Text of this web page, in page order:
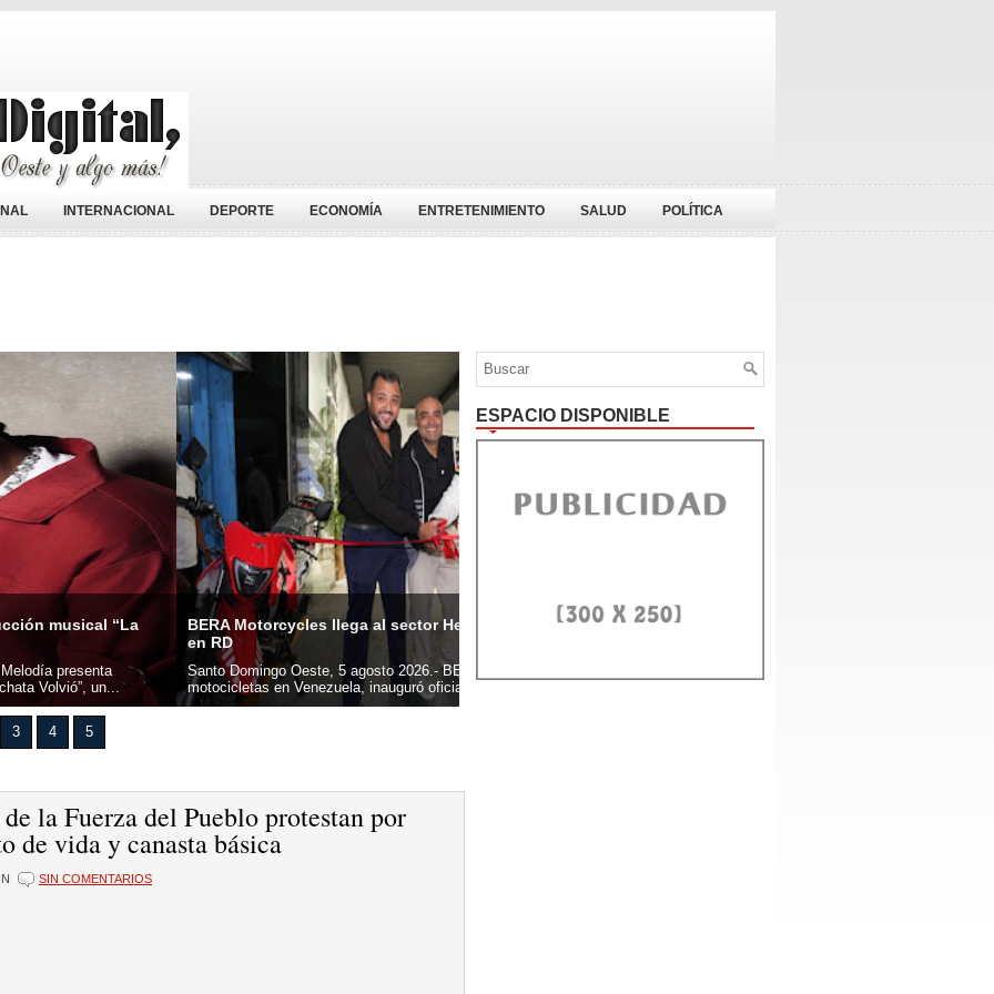
INTERNACIONAL DEPORTE ECONOMÍA ENTRETENIMIENTO SALUD POLÍTICA
llega al sector Herrera e inaugura su primera sede
Oeste, 5 agosto 2026.- BERA Motorcycles, marca líder en
en Venezuela, inauguró oficialmente su primera sede en...
3 4 5
la Fuerza del Pueblo protestan por
de vida y canasta básica
SIN COMENTARIOS
ESPACIO DISPONIBLE